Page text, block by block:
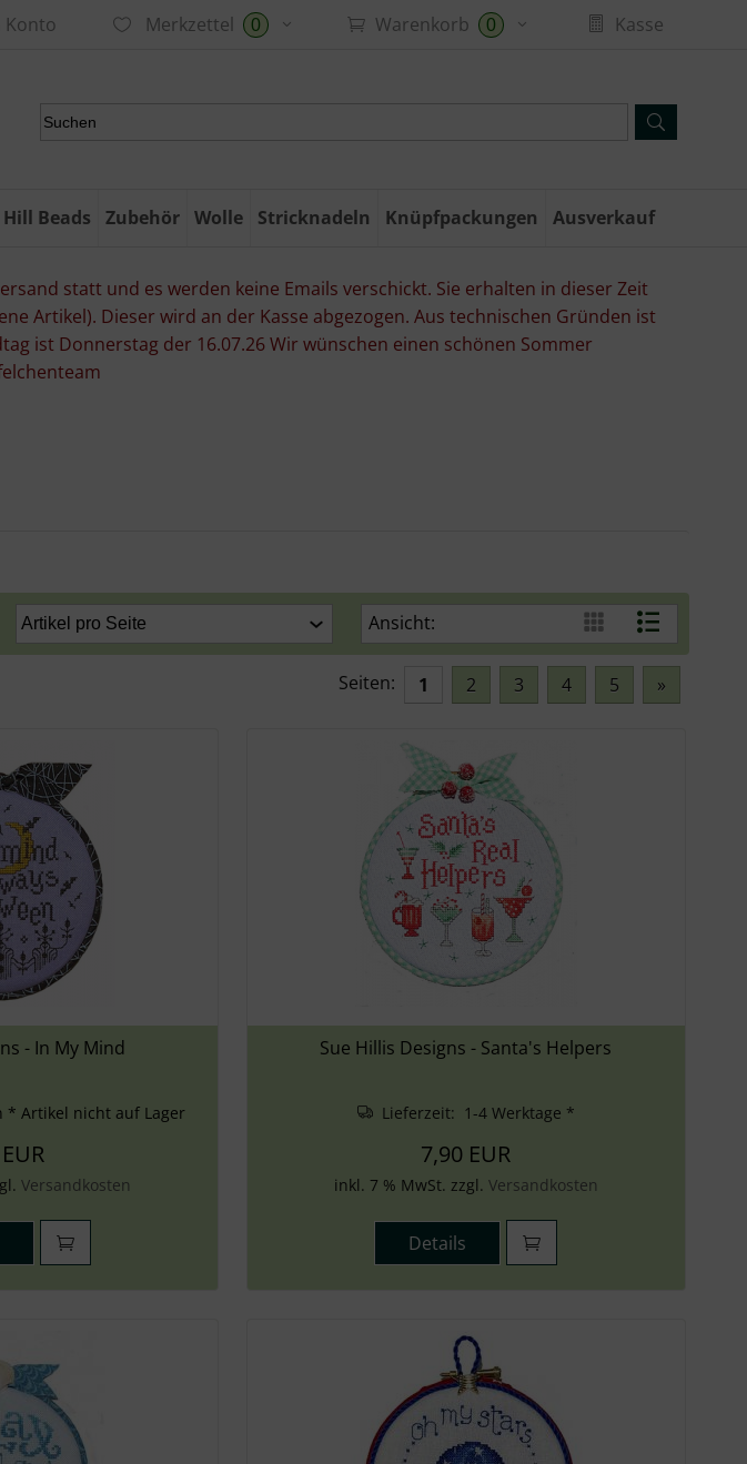
Konto Merkzettel 0 Warenkorb 0 Kasse
Beads Zubehör Wolle Stricknadeln Knüpfpackungen Ausverkauf
statt und es werden keine Emails verschickt. Sie erhalten in dieser Zeit
Artikel). Dieser wird an der Kasse abgezogen. Aus technischen Gründen ist
ist Donnerstag der 16.07.26 Wir wünschen einen schönen Sommer
Ansicht:
Seiten: 1 2 3 4 5 »
- In My Mind
* Artikel nicht auf Lager
Versandkosten
Sue Hillis Designs - Santa's Helpers
Lieferzeit: 1-4 Werktage *
7,90 EUR
inkl. 7 % MwSt. zzgl. Versandkosten
Details